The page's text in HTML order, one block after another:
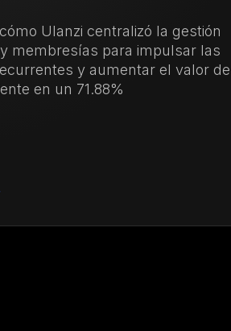
Ulanzi centralizó la gestión
para impulsar las
y aumentar el valor de
en un 71.88%